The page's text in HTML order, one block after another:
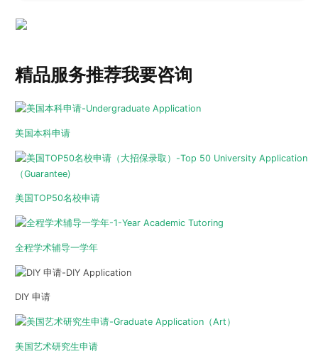
精品服务推荐我要咨询
美国本科申请
美国TOP50名校申请
全程学术辅导一学年
DIY 申请
美国艺术研究生申请